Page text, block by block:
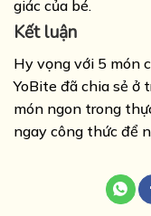
giác của bé.
Kết luận
Hy vọng với 5 món
YoBite đã chia sẻ ở
món ngon trong
ngay công thức để